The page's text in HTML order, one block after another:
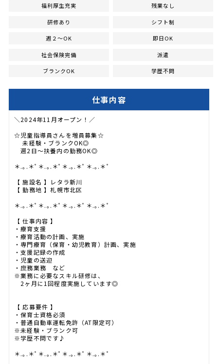
福利厚生充実 残業なし
研修あり シフト制
週２～OK 即日OK
社会保険完備 派遣
ブランクOK 学歴不問
仕事内容
＼2024年11月オープン！／
☆児童指導員さんを増員募集☆
未経験・ブランクOK◎
週2日～扶養内の勤務OK◎
＊.｡.＊ﾟ＊.｡.＊ﾟ＊.｡.＊ﾟ＊.｡.＊ﾟ
【 施設名 】レタラ新川
【 勤務地 】札幌市北区
＊.｡.＊ﾟ＊.｡.＊ﾟ＊.｡.＊ﾟ＊.｡.＊ﾟ
【 仕事内容 】
・療育支援
・療育活動の計画、実施
・専門療育（保育・幼児教育）計画、実施
・支援記録の作成
・児童の送迎
・庶務業務 など
※業務に必要なスキル研修は、
2ヶ月に1回程度実施しています◎
【 応募要件 】
・保育士資格必須
・普通自動車運転免許（AT限定可）
※未経験・ブランク可
※学歴不問です♪
＊.｡.＊ﾟ＊.｡.＊ﾟ＊.｡.＊ﾟ＊.｡.＊ﾟ